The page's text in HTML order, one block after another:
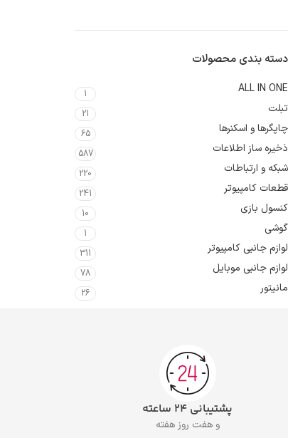
دسته بندی محصولات
ALL IN ONE
1
تبلت 21
چاپگرها و اسکنرها 65
ذخیره ساز اطلاعات 587
شبکه و ارتباطات 220
قطعات کامپیوتر 241
کنسول بازی 10
گوشی 1
لوازم جانبی کامپیوتر 311
لوازم جانبی موبایل 78
مانیتور 26
پشتیبانی ۲۴ ساعته
و هفت روز هفته